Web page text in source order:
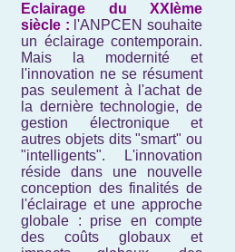
Eclairage du XXIème
siècle : l'ANPCEN souhaite
un éclairage contemporain.
Mais la modernité et
l'innovation ne se résument
pas seulement à l'achat de
la dernière technologie, de
gestion électronique et
autres objets dits "smart" ou
"intelligents". L'innovation
réside dans une nouvelle
conception des finalités de
l'éclairage et une approche
globale : prise en compte
des coûts globaux et